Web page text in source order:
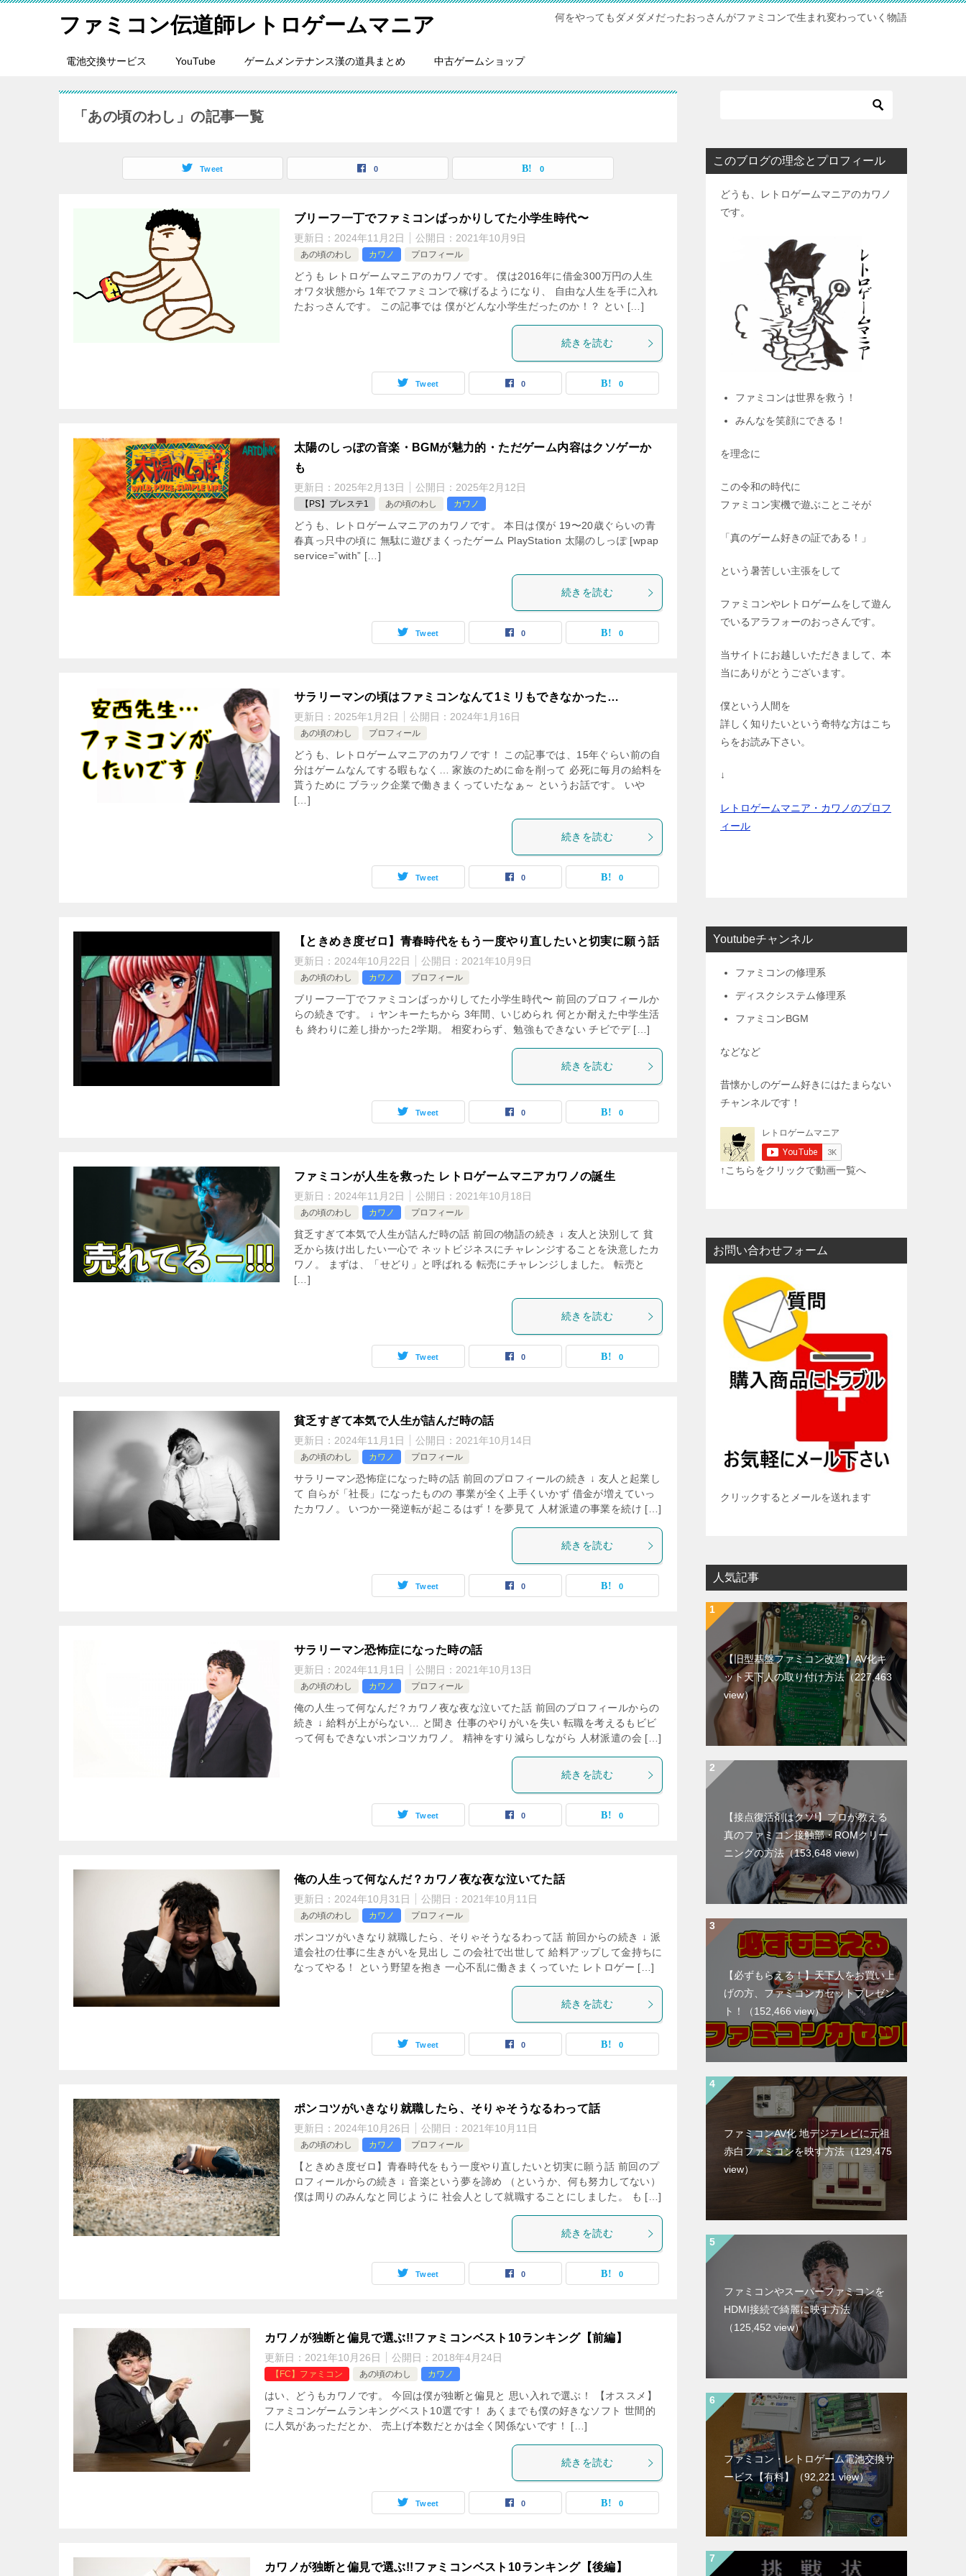
ファミコン伝道師レトロゲームマニア 何をやってもダメダメだったおっさんがファミコンで生まれ変わっていく物語
電池交換サービス YouTube ゲームメンテナンス漢の道具まとめ 中古ゲームショップ
「あの頃のわし」の記事一覧
Tweet 0 0
ブリーフ一丁でファミコンばっかりしてた小学生時代〜
更新日： 2024年11月2日 公開日： 2021年10月9日
あの頃のわし カワノ プロフィール
どうも レトロゲームマニアのカワノです。 僕は2016年に借金300万円の人生
オワタ状態から 1年でファミコンで稼げるようになり、 自由な人生を手に入れ
たおっさんです。 この記事では 僕がどんな小学生だったのか！？ とい […]
続きを読む
Tweet 0 0
太陽のしっぽの音楽・BGMが魅力的・ただゲーム内容はクソゲーか
も
更新日： 2025年2月13日 公開日： 2025年2月12日
【PS】プレステ1 あの頃のわし カワノ
どうも、レトロゲームマニアのカワノです。 本日は僕が 19〜20歳ぐらいの青
春真っ只中の頃に 無駄に遊びまくったゲーム PlayStation 太陽のしっぽ [wpap
service=”with” […]
続きを読む
Tweet 0 0
サラリーマンの頃はファミコンなんて1ミリもできなかった…
更新日： 2025年1月2日 公開日： 2024年1月16日
あの頃のわし プロフィール
どうも、レトロゲームマニアのカワノです！ この記事では、15年ぐらい前の自
分はゲームなんてする暇もなく… 家族のために命を削って 必死に毎月の給料を
貰うために ブラック企業で働きまくっていたなぁ～ というお話です。 いや
[…]
続きを読む
Tweet 0 0
【ときめき度ゼロ】青春時代をもう一度やり直したいと切実に願う話
更新日： 2024年10月22日 公開日： 2021年10月9日
あの頃のわし カワノ プロフィール
ブリーフ一丁でファミコンばっかりしてた小学生時代〜 前回のプロフィールか
らの続きです。 ↓ ヤンキーたちから 3年間、いじめられ 何とか耐えた中学生活
も 終わりに差し掛かった2学期。 相変わらず、勉強もできない チビでデ […]
続きを読む
Tweet 0 0
ファミコンが人生を救った レトロゲームマニアカワノの誕生
更新日： 2024年11月2日 公開日： 2021年10月18日
あの頃のわし カワノ プロフィール
貧乏すぎて本気で人生が詰んだ時の話 前回の物語の続き ↓ 友人と決別して 貧
乏から抜け出したい一心で ネットビジネスにチャレンジすることを決意したカ
ワノ。 まずは、「せどり」と呼ばれる 転売にチャレンジしました。 転売と
[…]
続きを読む
Tweet 0 0
貧乏すぎて本気で人生が詰んだ時の話
更新日： 2024年11月1日 公開日： 2021年10月14日
あの頃のわし カワノ プロフィール
サラリーマン恐怖症になった時の話 前回のプロフィールの続き ↓ 友人と起業し
て 自らが「社長」になったものの 事業が全く上手くいかず 借金が増えていっ
たカワノ。 いつか一発逆転が起こるはず！を夢見て 人材派遣の事業を続け […]
続きを読む
Tweet 0 0
サラリーマン恐怖症になった時の話
更新日： 2024年11月1日 公開日： 2021年10月13日
あの頃のわし カワノ プロフィール
俺の人生って何なんだ？カワノ夜な夜な泣いてた話 前回のプロフィールからの
続き ↓ 給料が上がらない… と聞き 仕事のやりがいを失い 転職を考えるもビビ
って何もできないポンコツカワノ。 精神をすり減らしながら 人材派遣の会 […]
続きを読む
Tweet 0 0
俺の人生って何なんだ？カワノ夜な夜な泣いてた話
更新日： 2024年10月31日 公開日： 2021年10月11日
あの頃のわし カワノ プロフィール
ポンコツがいきなり就職したら、そりゃそうなるわって話 前回からの続き ↓ 派
遣会社の仕事に生きがいを見出し この会社で出世して 給料アップして金持ちに
なってやる！ という野望を抱き 一心不乱に働きまくっていた レトロゲー […]
続きを読む
Tweet 0 0
ポンコツがいきなり就職したら、そりゃそうなるわって話
更新日： 2024年10月26日 公開日： 2021年10月11日
あの頃のわし カワノ プロフィール
【ときめき度ゼロ】青春時代をもう一度やり直したいと切実に願う話 前回のプ
ロフィールからの続き ↓ 音楽という夢を諦め （というか、何も努力してない）
僕は周りのみんなと同じように 社会人として就職することにしました。 も […]
続きを読む
Tweet 0 0
カワノが独断と偏見で選ぶ!!ファミコンベスト10ランキング【前編】
更新日： 2021年10月26日 公開日： 2018年4月24日
【FC】ファミコン あの頃のわし カワノ
はい、どうもカワノです。 今回は僕が独断と偏見と 思い入れで選ぶ！ 【オススメ】
ファミコンゲームランキングベスト10選です！ あくまでも僕の好きなソフト 世間的
に人気があっただとか、 売上げ本数だとかは全く関係ないです！ […]
続きを読む
Tweet 0 0
カワノが独断と偏見で選ぶ!!ファミコンベスト10ランキング【後編】
このブログの理念とプロフィール
どうも、レトロゲームマニアのカワノ
です。
ファミコンは世界を救う！
みんなを笑顔にできる！
を理念に
この令和の時代に
ファミコン実機で遊ぶことこそが
「真のゲーム好きの証である！」
という暑苦しい主張をして
ファミコンやレトロゲームをして遊ん
でいるアラフォーのおっさんです。
当サイトにお越しいただきまして、本
当にありがとうございます。
僕という人間を
詳しく知りたいという奇特な方はこち
らをお読み下さい。
↓
レトロゲームマニア・カワノのプロフ
ィール
Youtubeチャンネル
ファミコンの修理系
ディスクシステム修理系
ファミコンBGM
などなど
昔懐かしのゲーム好きにはたまらない
チャンネルです！
↑こちらをクリックで動画一覧へ
お問い合わせフォーム
クリックするとメールを送れます
人気記事
【旧型基盤ファミコン改造】AV化キ
ット天下人の取り付け方法 （227,463
view）
【接点復活剤はクソ!】プロが教える
真のファミコン接触部・ROMクリー
ニングの方法 （153,648 view）
【必ずもらえる！】天下人をお買い上
げの方、ファミコンカセットプレゼン
ト！
（152,466 view）
ファミコンAV化 地デジテレビに元祖
赤白ファミコンを映す方法（129,475
view）
ファミコンやスーパーファミコンを
HDMI接続で綺麗に映す方法
（125,452 view）
ファミコン・レトロゲーム電池交換サ
ービス【有料】 （92,221 view）